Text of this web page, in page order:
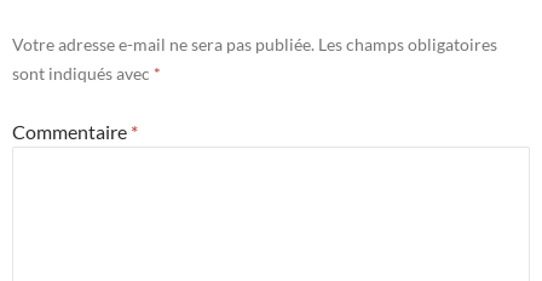
Votre adresse e-mail ne sera pas publiée. Les champs obligatoires
sont indiqués avec *
Commentaire *